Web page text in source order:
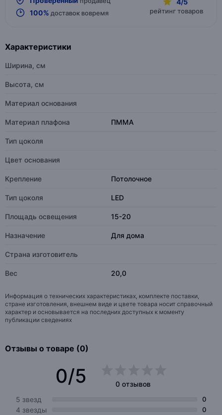
100% доставок вовремя рейтинг товаров
Характеристики
Ширина, см
Высота, см
Материал основания
Материал плафона ПММА
Тип цоколя
Цвет основания
Крепление Потолочное
Тип цоколя LED
Площадь освещения 15-20
Назначение Для дома
Страна изготовитель
Вес 20,0
Информация о технических характеристиках, комплекте поставки,
стране изготовления, внешнем виде и цвете товара носит справочный
характер и основывается на последних доступных к моменту
публикации сведениях
Отзывы о товаре (0)
0/5
0 отзывов
5 звезд
0
4 звезды 0